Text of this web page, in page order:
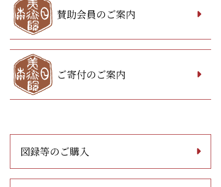
賛助会員のご案内
ご寄付のご案内
図録等のご購入